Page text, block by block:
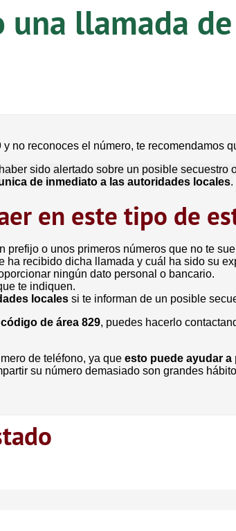
una llamada
no reconoces el número, te recomendamos
sido alertado sobre un posible
de inmediato a las autoridades locales.
en este tipo de
prefijo o unos primeros números que no te
ha recibido dicha llamada y cuál ha sido su
ningún dato personal o bancario.
te indiquen.
locales si te informan de un posible
código de área 829, puedes hacerlo
de teléfono, ya que esto puede ayudar
su número demasiado son grandes